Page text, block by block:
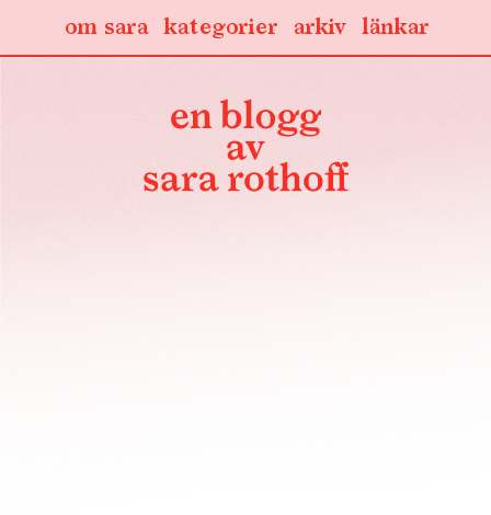
länkar
arkiv
kategorier
om sara